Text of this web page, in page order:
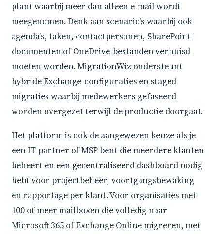
plant waarbij meer dan alleen e-mail wordt
meegenomen. Denk aan scenario's waarbij ook
agenda's, taken, contactpersonen, SharePoint-
documenten of OneDrive-bestanden verhuisd
moeten worden. MigrationWiz ondersteunt
hybride Exchange-configuraties en staged
migraties waarbij medewerkers gefaseerd
worden overgezet terwijl de productie doorgaat.
Het platform is ook de aangewezen keuze als je
een IT-partner of MSP bent die meerdere klanten
beheert en een gecentraliseerd dashboard nodig
hebt voor projectbeheer, voortgangsbewaking
en rapportage per klant. Voor organisaties met
100 of meer mailboxen die volledig naar
Microsoft 365 of Exchange Online migreren, met